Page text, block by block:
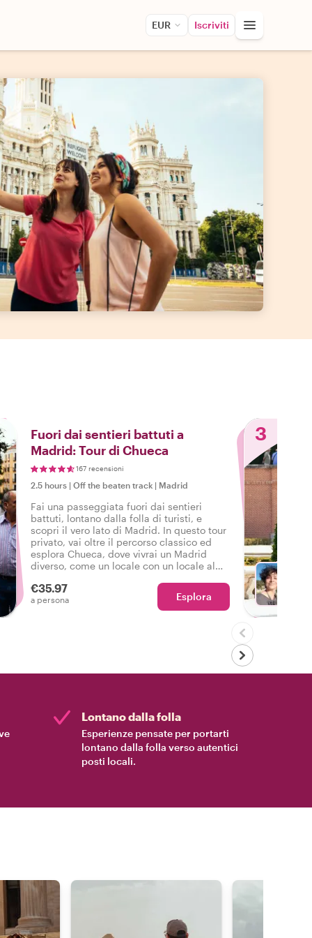
EUR Iscriviti
Fuori dai sentieri battuti a
Madrid: Tour di Chueca
167 recensioni
2.5 hours | Off the beaten track | Madrid
Fai una passeggiata fuori dai sentieri
battuti, lontano dalla folla di turisti, e
scopri il vero lato di Madrid. In questo tour
privato, vai oltre il percorso classico ed
esplora Chueca, dove vivrai un Madrid
diverso, come un locale con un locale al
€35.97
a persona Esplora
3
Lontano dalla folla
Esperienze pensate per portarti
lontano dalla folla verso autentici
posti locali.